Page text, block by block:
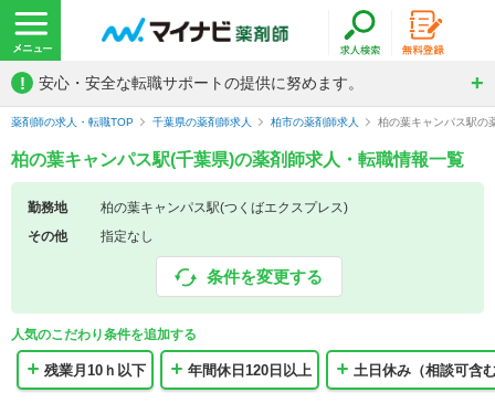
! 安心・安全な転職サポートの提供に努めます。
薬剤師の求人・転職TOP 千葉県の薬剤師求人 柏市の薬剤師求人 柏の葉キャンパス駅の
柏の葉キャンパス駅(千葉県)の薬剤師求人・転職情報一覧
勤務地
柏の葉キャンパス駅(つくばエクスプレス)
その他
指定なし
条件を変更する
人気のこだわり条件を追加する
残業月10ｈ以下 年間休日120日以上 土日休み（相談可含